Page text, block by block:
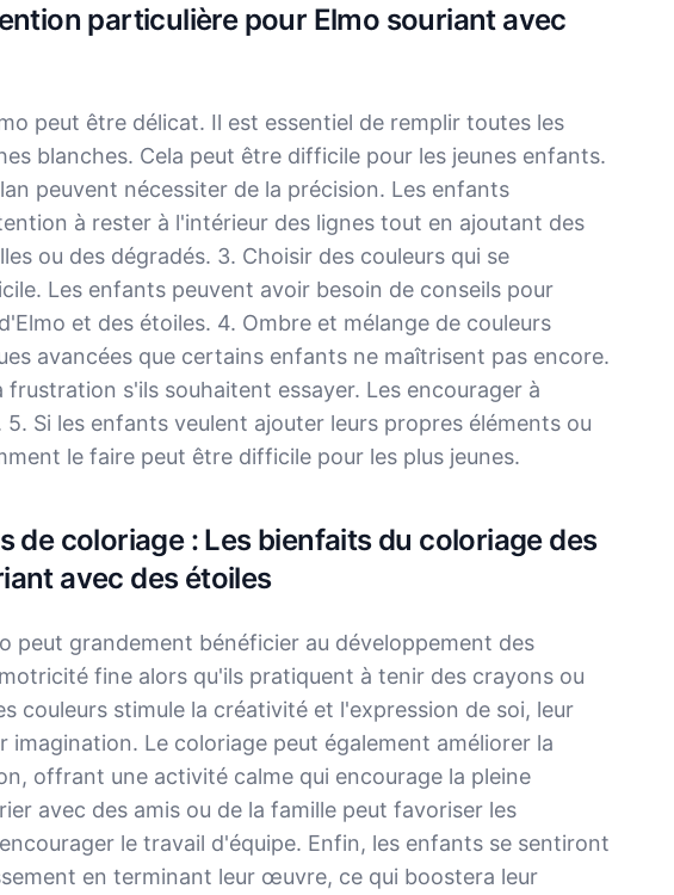
particulière pour Elmo souriant avec
peut être délicat. Il est essentiel de remplir toutes les
blanches. Cela peut être difficile pour les jeunes enfants.
peuvent nécessiter de la précision. Les enfants
à rester à l'intérieur des lignes tout en ajoutant des
ou des dégradés. 3. Choisir des couleurs qui se
Les enfants peuvent avoir besoin de conseils pour
et des étoiles. 4. Ombre et mélange de couleurs
avancées que certains enfants ne maîtrisent pas encore.
frustration s'ils souhaitent essayer. Les encourager à
Si les enfants veulent ajouter leurs propres éléments ou
le faire peut être difficile pour les plus jeunes.
de coloriage : Les bienfaits du coloriage des
avec des étoiles
peut grandement bénéficier au développement des
fine alors qu'ils pratiquent à tenir des crayons ou
couleurs stimule la créativité et l'expression de soi, leur
Le coloriage peut également améliorer la
offrant une activité calme qui encourage la pleine
avec des amis ou de la famille peut favoriser les
le travail d'équipe. Enfin, les enfants se sentiront
en terminant leur œuvre, ce qui boostera leur